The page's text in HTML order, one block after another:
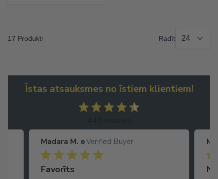
17 Produkti Radīt
Īstas atsauksmes no īstiem klientiem!
Madara M. Verified Buyer
Favorīts